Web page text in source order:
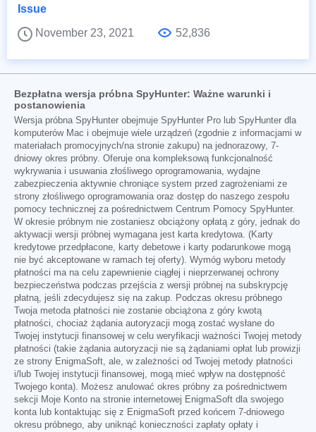
Issue
November 23, 2021
52,836
Bezpłatna wersja próbna SpyHunter: Ważne warunki i
postanowienia
Wersja próbna SpyHunter obejmuje SpyHunter Pro lub SpyHunter dla
komputerów Mac i obejmuje wiele urządzeń (zgodnie z informacjami w
materiałach promocyjnych/na stronie zakupu) na jednorazowy, 7-
dniowy okres próbny. Oferuje ona kompleksową funkcjonalność
wykrywania i usuwania złośliwego oprogramowania, wydajne
zabezpieczenia aktywnie chroniące system przed zagrożeniami ze
strony złośliwego oprogramowania oraz dostęp do naszego zespołu
pomocy technicznej za pośrednictwem Centrum Pomocy SpyHunter.
W okresie próbnym nie zostaniesz obciążony opłatą z góry, jednak do
aktywacji wersji próbnej wymagana jest karta kredytowa. (Karty
kredytowe przedpłacone, karty debetowe i karty podarunkowe mogą
nie być akceptowane w ramach tej oferty). Wymóg wyboru metody
płatności ma na celu zapewnienie ciągłej i nieprzerwanej ochrony
bezpieczeństwa podczas przejścia z wersji próbnej na subskrypcję
płatną, jeśli zdecydujesz się na zakup. Podczas okresu próbnego
Twoja metoda płatności nie zostanie obciążona z góry kwotą
płatności, chociaż żądania autoryzacji mogą zostać wysłane do
Twojej instytucji finansowej w celu weryfikacji ważności Twojej metody
płatności (takie żądania autoryzacji nie są żądaniami opłat lub prowizji
ze strony EnigmaSoft, ale, w zależności od Twojej metody płatności
i/lub Twojej instytucji finansowej, mogą mieć wpływ na dostępność
Twojego konta). Możesz anulować okres próbny za pośrednictwem
sekcji Moje Konto na stronie internetowej EnigmaSoft dla swojego
konta lub kontaktując się z EnigmaSoft przed końcem 7-dniowego
okresu próbnego, aby uniknąć konieczności zapłaty opłaty i